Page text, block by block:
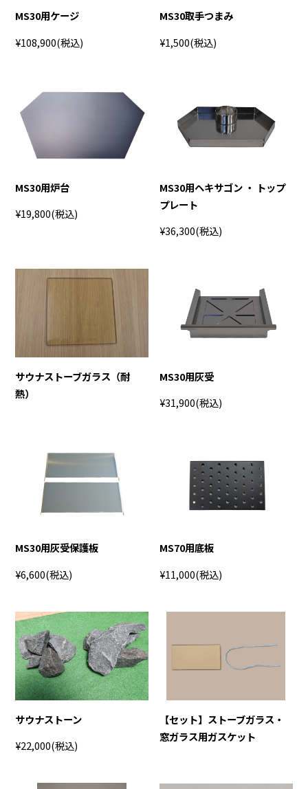
MS30用ケージ
¥108,900(税込)
MS30取手つまみ
¥1,500(税込)
MS30用炉台
¥19,800(税込)
MS30用ヘキサゴン ・ トップ
プレート
¥36,300(税込)
サウナストーブガラス（耐
熱）
MS30用灰受
¥31,900(税込)
MS30用灰受保護板
¥6,600(税込)
MS70用底板
¥11,000(税込)
サウナストーン
¥22,000(税込)
【セット】ストーブガラス・
窓ガラス用ガスケット